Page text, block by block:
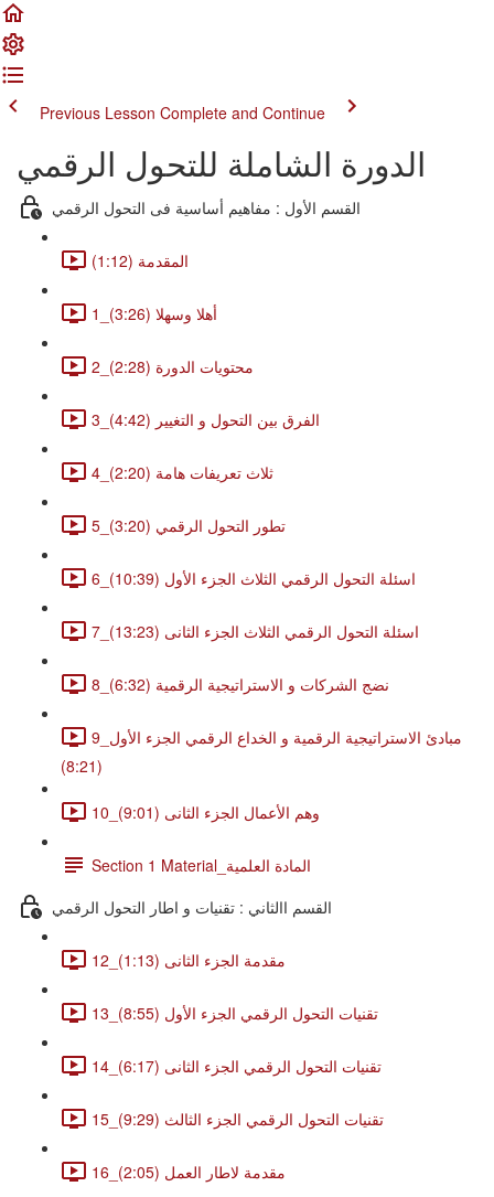
Previous Lesson Complete and Continue
الدورة الشاملة للتحول الرقمي
القسم الأول : مفاهيم أساسية فى التحول الرقمي
المقدمة (1:12)
1_أهلا وسهلا (3:26)
2_محتويات الدورة (2:28)
3_الفرق بين التحول و التغيير (4:42)
4_ثلاث تعريفات هامة (2:20)
5_تطور التحول الرقمي (3:20)
6_اسئلة التحول الرقمي الثلاث الجزء الأول (10:39)
7_اسئلة التحول الرقمي الثلاث الجزء الثانى (13:23)
8_نضج الشركات و الاستراتيجية الرقمية (6:32)
9_مبادئ الاستراتيجية الرقمية و الخداع الرقمي الجزء الأول
(8:21)
10_وهم الأعمال الجزء الثانى (9:01)
Section 1 Material_المادة العلمية
القسم االثاني : تقنيات و اطار التحول الرقمي
12_مقدمة الجزء الثانى (1:13)
13_تقنيات التحول الرقمي الجزء الأول (8:55)
14_تقنيات التحول الرقمي الجزء الثانى (6:17)
15_تقنيات التحول الرقمي الجزء الثالث (9:29)
16_مقدمة لاطار العمل (2:05)